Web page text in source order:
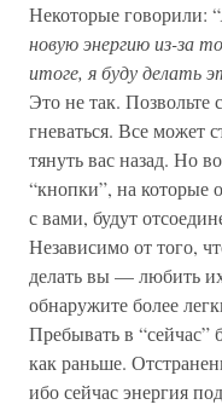
Некоторые говорили: “
новую энергию из-за
итоге, я буду делать
Это не так. Позвольте
гневаться. Все может
тянуть вас назад. Но
“кнопки”, на которые
с вами, будут
Независимо от того,
делать вы — любить
обнаружите более
Пребывать в “сейчас”
как раньше.
ибо сейчас энергия